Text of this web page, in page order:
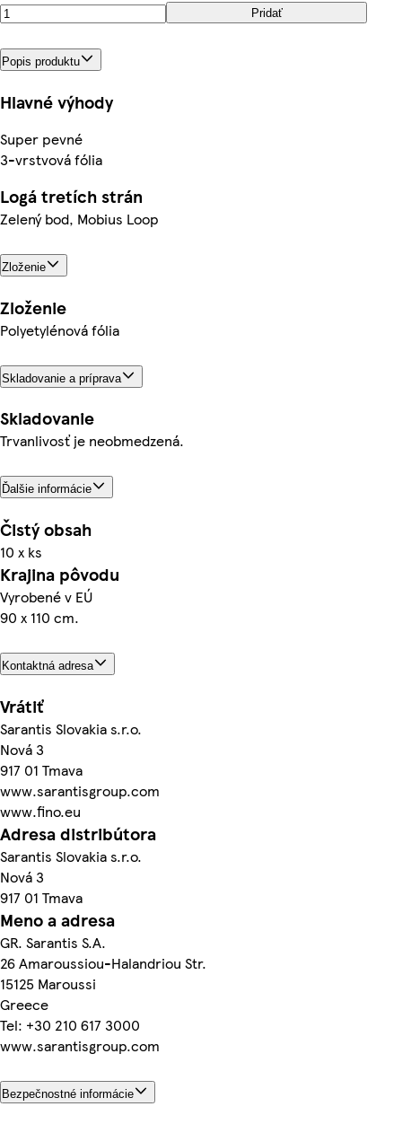
Pridať
Popis produktu
Hlavné výhody
Super pevné
3-vrstvová fólia
Logá tretích strán
Zelený bod, Mobius Loop
Zloženie
Zloženie
Polyetylénová fólia
Skladovanie a príprava
Skladovanie
Trvanlivosť je neobmedzená.
Ďalšie informácie
Čistý obsah
10 x ks
Krajina pôvodu
Vyrobené v EÚ
90 x 110 cm.
Kontaktná adresa
Vrátiť
Sarantis Slovakia s.r.o.
Nová 3
917 01 Tmava
www.sarantisgroup.com
www.fino.eu
Adresa distribútora
Sarantis Slovakia s.r.o.
Nová 3
917 01 Tmava
Meno a adresa
GR. Sarantis S.A.
26 Amaroussiou-Halandriou Str.
15125 Maroussi
Greece
Tel: +30 210 617 3000
www.sarantisgroup.com
Bezpečnostné informácie